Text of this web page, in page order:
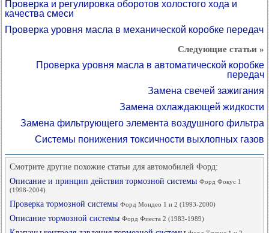
Проверка и регулировка оборотов холостого хода и
качества смеси
Проверка уровня масла в механической коробке передач
Следующие статьи »
Проверка уровня масла в автоматической коробке
передач
Замена свечей зажигания
Замена охлаждающей жидкости
Замена фильтрующего элемента воздушного фильтра
Системы понижения токсичности выхлопных газов
Смотрите другие похожие статьи для автомобилей Форд:
Описание и принцип действия тормозной системы Форд Фокус 1
(1998-2004)
Проверка тормозной системы Форд Мондео 1 и 2 (1993-2000)
Описание тормозной системы Форд Фиеста 2 (1983-1989)